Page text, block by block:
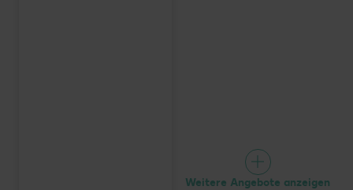
Weitere Angebote anzeigen